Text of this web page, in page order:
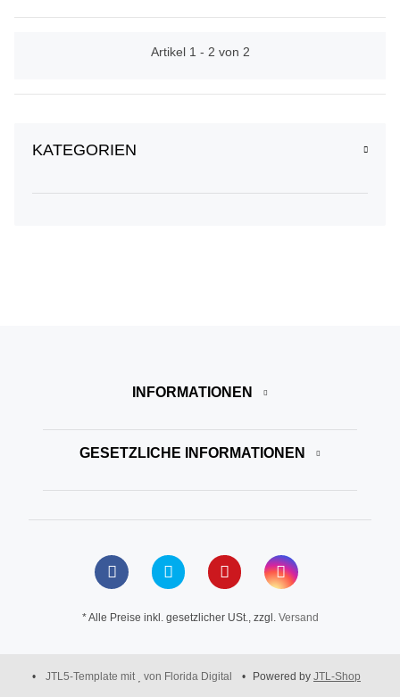
Artikel 1 - 2 von 2
KATEGORIEN
INFORMATIONEN
GESETZLICHE INFORMATIONEN
* Alle Preise inkl. gesetzlicher USt., zzgl. Versand
• JTL5-Template mit von Florida Digital • Powered by JTL-Shop